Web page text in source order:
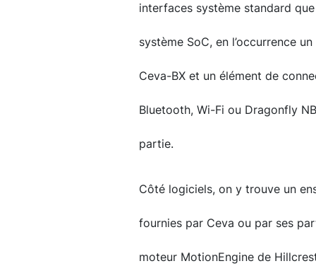
interfaces système standard
système SoC, en l’occurrence
Ceva-BX et un élément de
Bluetooth, Wi-Fi ou Dragonfly
partie.
Côté logiciels, on y trouve un
fournies par Ceva ou par ses
moteur MotionEngine de